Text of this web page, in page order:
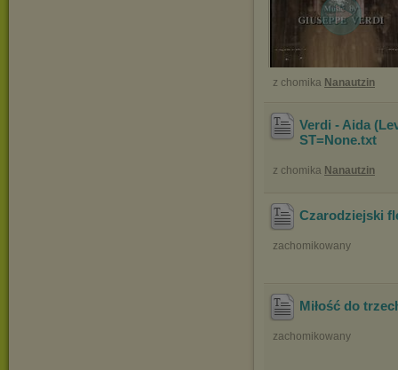
z chomika Nanautzin
Verdi - Aida
ST=None.txt
z chomika Nanautzin
Czarodziejski
zachomikowany
Miłość do
zachomikowany